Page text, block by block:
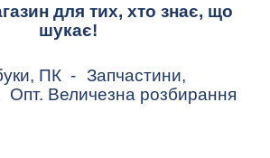
для тих, хто знає, що
шукає!
ПК - Запчастини,
Опт. Величезна розбирання